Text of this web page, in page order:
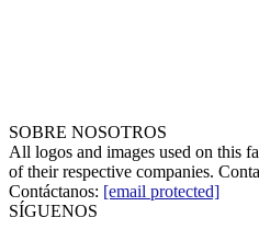
SOBRE NOSOTROS
All logos and images used on this
of their respective companies.
Contáctanos: [email protected]
SÍGUENOS